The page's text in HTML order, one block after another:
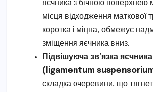
яєчника з бічною поверхнею
місця відходження маткової
коротка і міцна, обмежує
зміщення яєчника вниз.
Підвішуюча зв’язка яєчника
(ligamentum
складка очеревини, що